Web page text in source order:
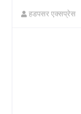
हडपसर एक्सप्रेस